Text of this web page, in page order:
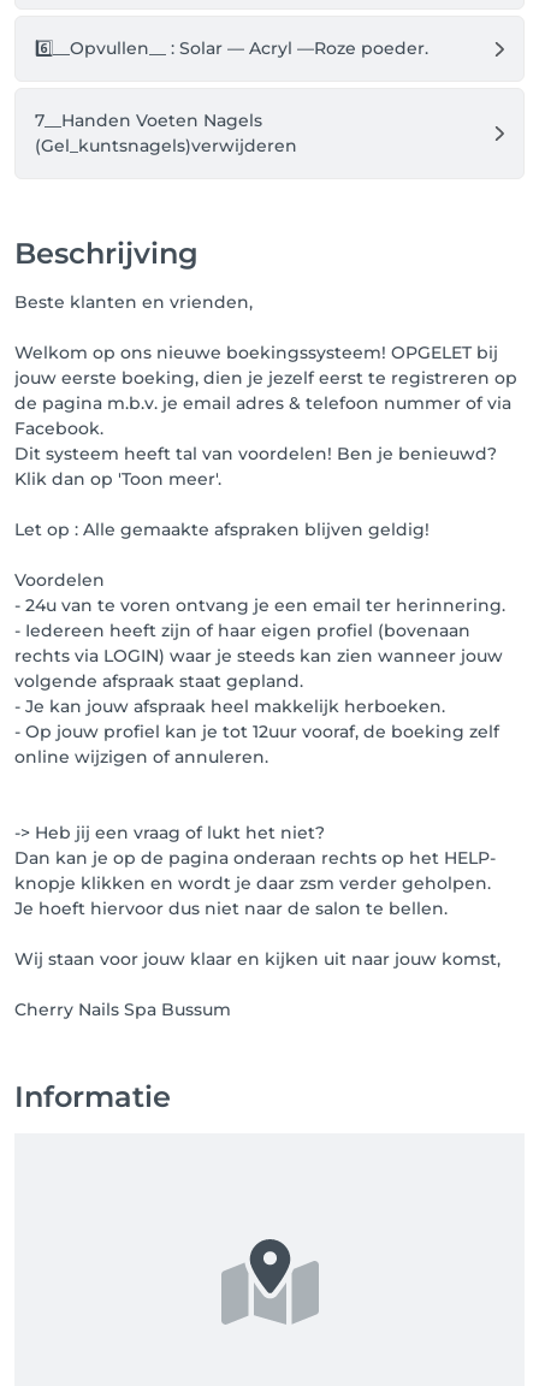
6️⃣__Opvullen__ : Solar — Acryl —Roze poeder.
7__Handen Voeten Nagels
(Gel_kuntsnagels)verwijderen
Beschrijving
Beste klanten en vrienden,
Welkom op ons nieuwe boekingssysteem! OPGELET bij
jouw eerste boeking, dien je jezelf eerst te registreren op
de pagina m.b.v. je email adres & telefoon nummer of via
Facebook.
Dit systeem heeft tal van voordelen! Ben je benieuwd?
Klik dan op 'Toon meer'.
Let op : Alle gemaakte afspraken blijven geldig!
Voordelen
- 24u van te voren ontvang je een email ter herinnering.
- Iedereen heeft zijn of haar eigen profiel (bovenaan
rechts via LOGIN) waar je steeds kan zien wanneer jouw
volgende afspraak staat gepland.
- Je kan jouw afspraak heel makkelijk herboeken.
- Op jouw profiel kan je tot 12uur vooraf, de boeking zelf
online wijzigen of annuleren.
-> Heb jij een vraag of lukt het niet?
Dan kan je op de pagina onderaan rechts op het HELP-
knopje klikken en wordt je daar zsm verder geholpen.
Je hoeft hiervoor dus niet naar de salon te bellen.
Wij staan voor jouw klaar en kijken uit naar jouw komst,
Cherry Nails Spa Bussum
Informatie